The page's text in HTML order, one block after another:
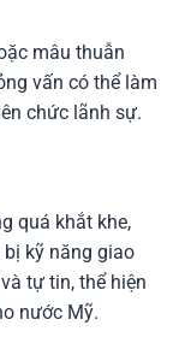
mâu thuẫn
vấn có thể làm
chức lãnh sự.
quá khắt khe,
kỹ năng giao
tự tin, thể hiện
nước Mỹ.